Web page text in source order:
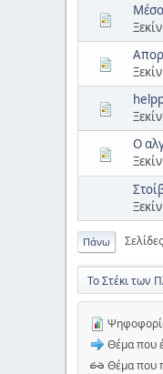
Ο
Πάνω Σελίδες
Το Στέκι των
Θέμα που
Θέμα που